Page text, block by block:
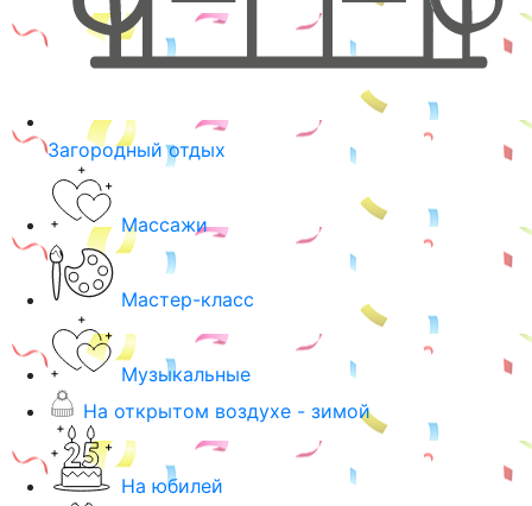
Загородный отдых
Массажи
Мастер-класс
Музыкальные
На открытом воздухе - зимой
На юбилей